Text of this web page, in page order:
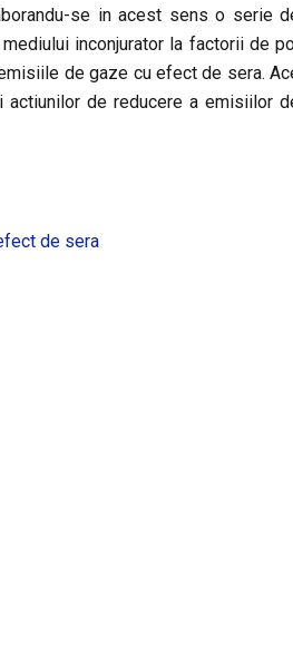
se in acest sens o serie
inconjurator la factorii de
de gaze cu efect de sera.
de reducere a emisiilor
de sera